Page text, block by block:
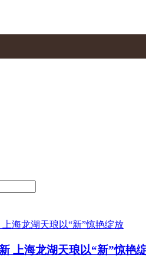
上海龙湖天琅以“新”惊艳